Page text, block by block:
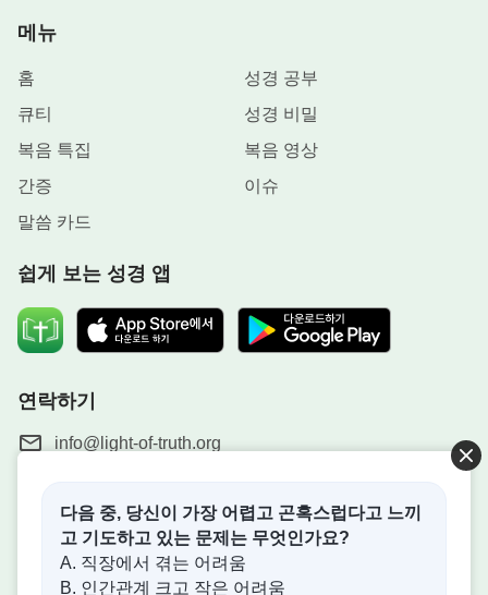
메뉴
홈
성경 공부
큐티
성경 비밀
복음 특집
복음 영상
간증
이슈
말씀 카드
쉽게 보는 성경 앱
연락하기
info@light-of-truth.org
하나님나라가 임했습니다
다음 중, 당신이 가장 어렵고 곤혹스럽다고 느끼
고 기도하고 있는 문제는 무엇인가요?
A. 직장에서 겪는 어려움
B. 인간관계 크고 작은 어려움